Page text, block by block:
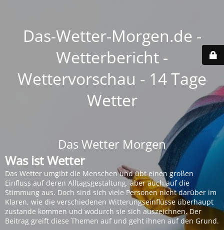
Das-Wetter-Morgen.de -
Wetterbericht -
Wettervorschau - 14 Tage
Wetter
Das Wetter Morgen
Was ist Wetter
Das Wetter umgibt die Menschen und übt einen großen
Einfluss auf deren Alltagsgestaltung, aber auch auf die
Stimmung aus. Doch sind sich viele Personen nicht darüber im
Klaren, wie die verschiedenen Witterungseinflüsse überhaupt
zustande kommen und wodurch sie sich auszeichnen. Der
Beitrag greift diese Themen auf und geht ihnen auf den Grund.